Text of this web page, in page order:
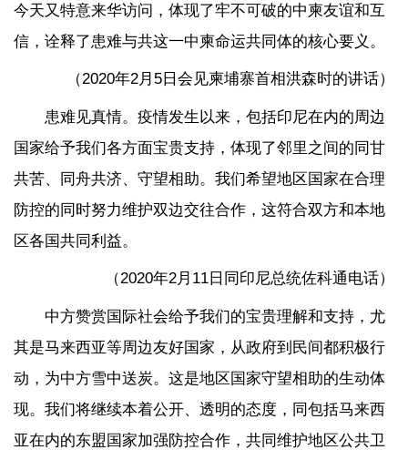
今天又特意来华访问，体现了牢不可破的中柬友谊和互
信，诠释了患难与共这一中柬命运共同体的核心要义。
（2020年2月5日会见柬埔寨首相洪森时的讲话）
患难见真情。疫情发生以来，包括印尼在内的周边
国家给予我们各方面宝贵支持，体现了邻里之间的同甘
共苦、同舟共济、守望相助。我们希望地区国家在合理
防控的同时努力维护双边交往合作，这符合双方和本地
区各国共同利益。
（2020年2月11日同印尼总统佐科通电话）
中方赞赏国际社会给予我们的宝贵理解和支持，尤
其是马来西亚等周边友好国家，从政府到民间都积极行
动，为中方雪中送炭。这是地区国家守望相助的生动体
现。我们将继续本着公开、透明的态度，同包括马来西
亚在内的东盟国家加强防控合作，共同维护地区公共卫